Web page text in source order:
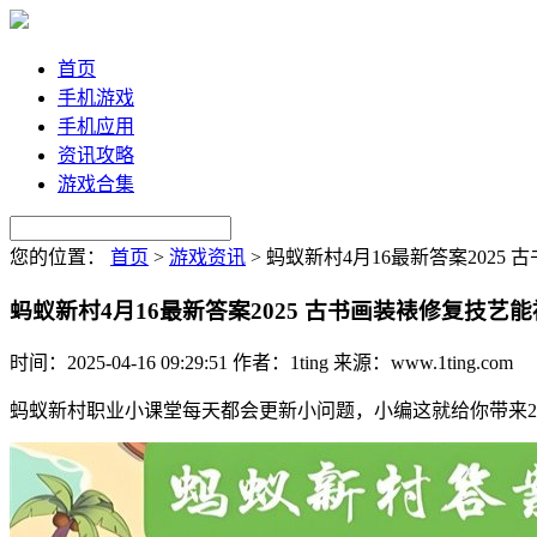
首页
手机游戏
手机应用
资讯攻略
游戏合集
您的位置： 首页 > 游戏资讯 > 蚂蚁新村4月16最新答案2025
蚂蚁新村4月16最新答案2025 古书画装裱修复技艺
时间：2025-04-16 09:29:51 作者：1ting 来源：www.1ting.com
蚂蚁新村职业小课堂每天都会更新小问题，小编这就给你带